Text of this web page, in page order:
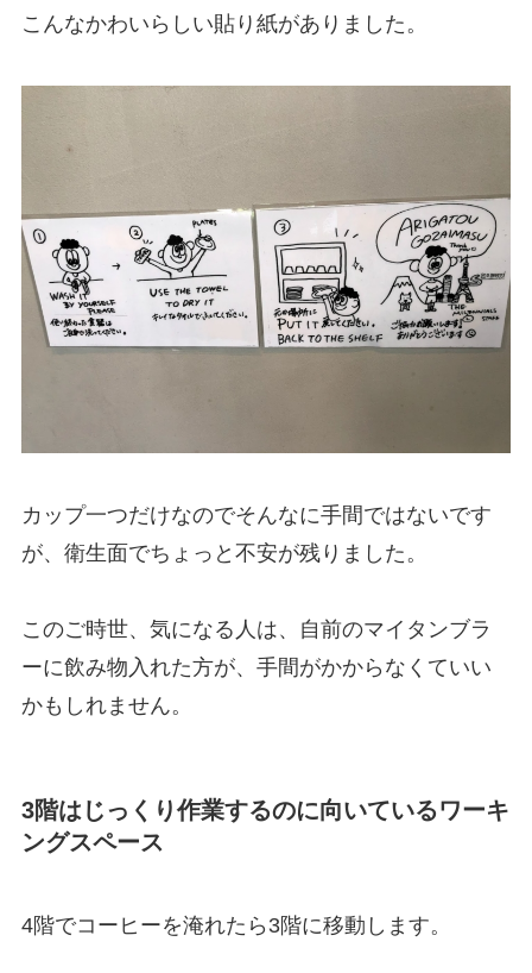
こんなかわいらしい貼り紙がありました。
カップ一つだけなのでそんなに手間ではないです
が、衛生面でちょっと不安が残りました。
このご時世、気になる人は、自前のマイタンブラ
ーに飲み物入れた方が、手間がかからなくていい
かもしれません。
3階はじっくり作業するのに向いているワーキ
ングスペース
4階でコーヒーを淹れたら3階に移動します。